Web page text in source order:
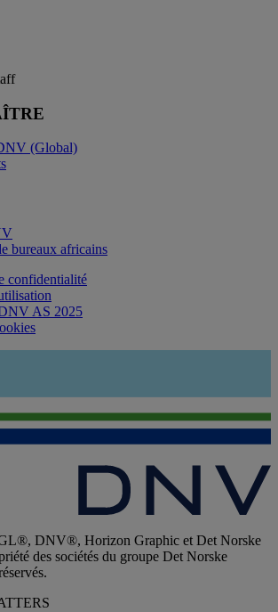
(Global)
bureaux africains
confidentialité
AS 2025
DNV®, Horizon Graphic et Det Norske
des sociétés du groupe Det Norske